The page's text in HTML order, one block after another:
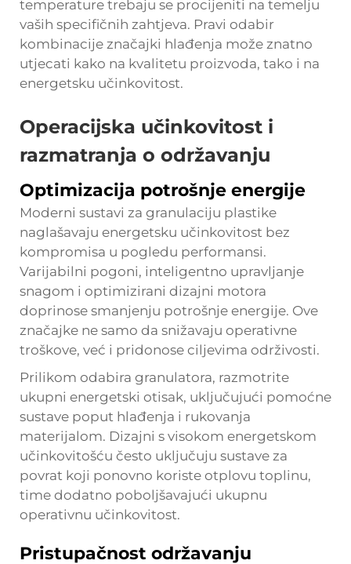
temperature trebaju se procijeniti na temelju
vaših specifičnih zahtjeva. Pravi odabir
kombinacije značajki hlađenja može znatno
utjecati kako na kvalitetu proizvoda, tako i na
energetsku učinkovitost.
Operacijska učinkovitost i
razmatranja o održavanju
Optimizacija potrošnje energije
Moderni sustavi za granulaciju plastike
naglašavaju energetsku učinkovitost bez
kompromisa u pogledu performansi.
Varijabilni pogoni, inteligentno upravljanje
snagom i optimizirani dizajni motora
doprinose smanjenju potrošnje energije. Ove
značajke ne samo da snižavaju operativne
troškove, već i pridonose ciljevima održivosti.
Prilikom odabira granulatora, razmotrite
ukupni energetski otisak, uključujući pomoćne
sustave poput hlađenja i rukovanja
materijalom. Dizajni s visokom energetskom
učinkovitošću često uključuju sustave za
povrat koji ponovno koriste otplovu toplinu,
time dodatno poboljšavajući ukupnu
operativnu učinkovitost.
Pristupačnost održavanju